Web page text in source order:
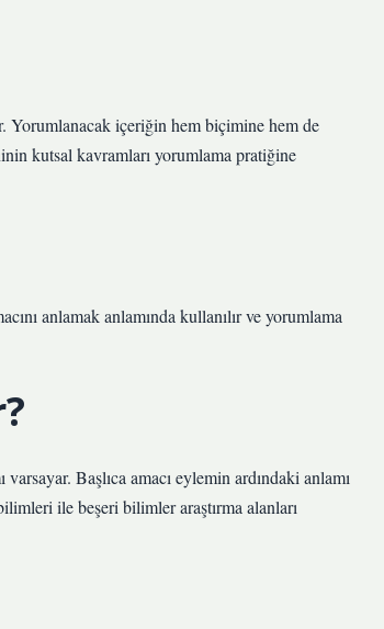
Yorumlanacak içeriğin hem biçimine hem de
kutsal kavramları yorumlama pratiğine
anlamak anlamında kullanılır ve yorumlama
Başlıca amacı eylemin ardındaki anlamı
ile beşeri bilimler araştırma alanları